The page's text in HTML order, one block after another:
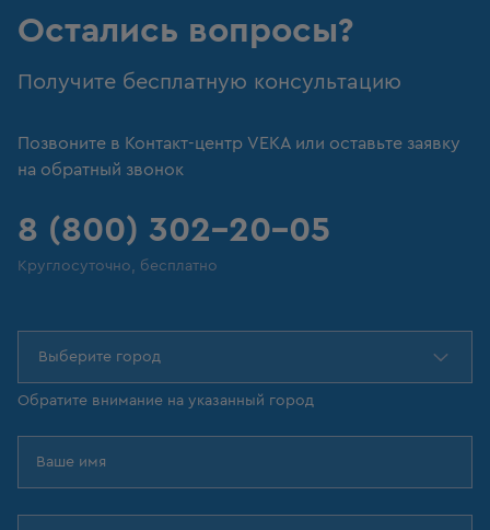
Остались вопросы?
Получите бесплатную консультацию
Позвоните в Контакт-центр VEKA или оставьте заявку
на обратный звонок
8 (800) 302-20-05
Круглосуточно, бесплатно
Выберите город
Обратите внимание на указанный город